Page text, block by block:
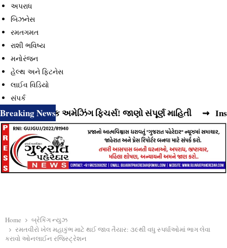
અપરાધ
બિઝનેસ
રમતગમત
રાશી ભવિષ્ય
મનોરંજન
હેલ્થ અને ફિટનેસ
લાઈવ વિડિયો
સંપર્ક
Breaking News
વધુ એક અમેઝિંગ ફિચર્સ! જાણો સંપૂર્ણ માહિતી ⇝
Home
બ્રેકિંગ ન્યુઝ
રમતવીરો ખેલ મહાકુંભ માટે થઈ જાવ તૈયાર: ૩૯થી વધુ સ્પર્ધાઓમાં ભાગ લેવા
કરાવો ઓનલાઈન રજિસ્ટ્રેશન